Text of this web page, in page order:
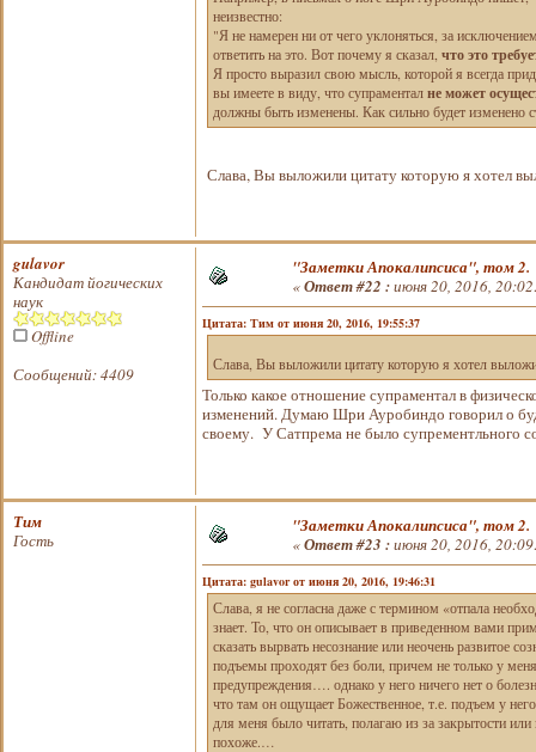
неизвестно:
"Я не намерен ни от чего уклоняться, за
ответить на это. Вот почему я сказал, что это
Я просто выразил свою мысль, которой я всегда
вы имеете в виду, что супраментал не может
должны быть изменены. Как сильно будет изменено
Слава, Вы выложили цитату которую я хотел
gulavor
Кандидат йогических
наук
Offline
Сообщений: 4409
"Заметки Апокалипсиса", том 2.
«Ответ #22 :июня 20, 2016,
Цитата: Тим от июня 20, 2016, 19:55:37
Слава, Вы выложили цитату которую я хотел
Только какое отношение супраментал в
изменений. Думаю Шри Ауробиндо говорил о
своему. У Сатпрема не было супрементльного
Тим
Гость
"Заметки Апокалипсиса", том 2.
«Ответ #23 :июня 20, 2016,
Цитата: gulavor от июня 20, 2016, 19:46:31
Слава, я не согласна даже с термином «отпала
знает. То, что он описывает в приведенном вами
сказать вырвать несознание или неочень развитое
подъемы проходят без боли, причем не только у
предупреждения…. однако у него ничего нет о
что там он ощущает Божественное, т.е. подъем у
для меня было читать, полагаю из за закрытости
похоже.…